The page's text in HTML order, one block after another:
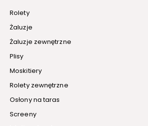
Rolety
Żaluzje
Żaluzje zewnętrzne
Plisy
Moskitiery
Rolety zewnętrzne
Osłony na taras
Screeny